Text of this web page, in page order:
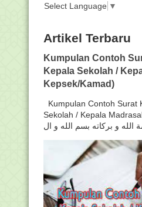
Select Language ▼
Artikel Terbaru
Kumpulan Contoh
Kepala Sekolah /
Kepsek/Kamad)
Kumpulan Contoh Surat
Sekolah / Kepala